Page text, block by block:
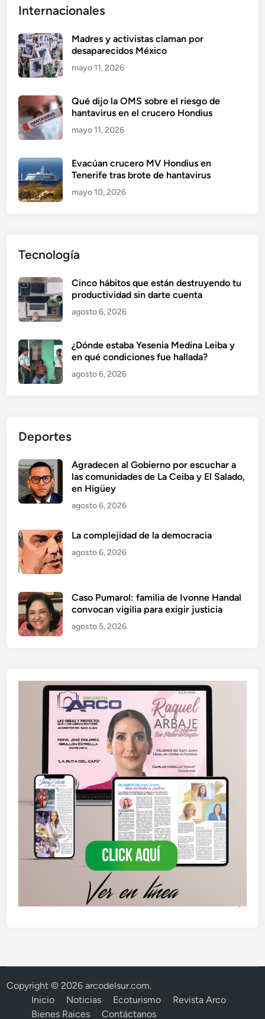
Internacionales
Madres y activistas claman por
desaparecidos México
mayo 11, 2026
Qué dijo la OMS sobre el riesgo de
hantavirus en el crucero Hondius
mayo 11, 2026
Evacúan crucero MV Hondius en
Tenerife tras brote de hantavirus
mayo 10, 2026
Tecnología
Cinco hábitos que están destruyendo tu
productividad sin darte cuenta
agosto 6, 2026
¿Dónde estaba Yesenia Medina Leiba y
en qué condiciones fue hallada?
agosto 6, 2026
Deportes
Agradecen al Gobierno por escuchar a
las comunidades de La Ceiba y El Salado,
en Higüey
agosto 6, 2026
La complejidad de la democracia
agosto 6, 2026
Caso Pumarol: familia de Ivonne Handal
convocan vigilia para exigir justicia
agosto 5, 2026
Copyright © 2026arcodelsur.com.
Inicio
Noticias Ecoturismo
Revista Arco
Bienes Raices
Contáctanos